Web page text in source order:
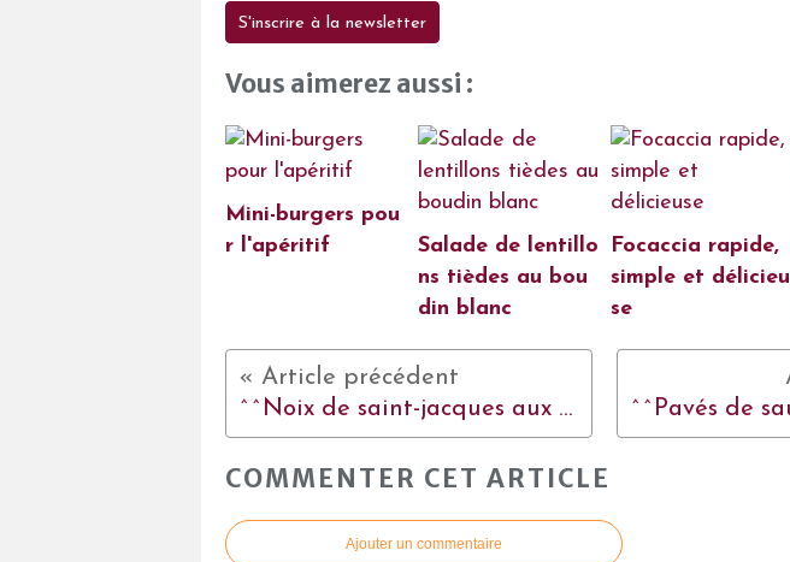
S'inscrire à la newsletter
Vous aimerez aussi :
Mini-burgers pou
r l'apéritif
Salade de lentillo
ns tièdes au bou
din blanc
Focaccia rapide,
simple et délicieu
se
^^Noix de saint-jacques aux germes de soja & champignons noirs^^
COMMENTER CET ARTICLE
Ajouter un commentaire